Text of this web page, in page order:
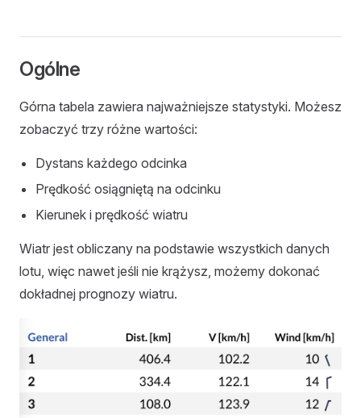
Ogólne
Górna tabela zawiera najważniejsze statystyki. Możesz
zobaczyć trzy różne wartości:
Dystans każdego odcinka
Prędkość osiągniętą na odcinku
Kierunek i prędkość wiatru
Wiatr jest obliczany na podstawie wszystkich danych
lotu, więc nawet jeśli nie krążysz, możemy dokonać
dokładnej prognozy wiatru.